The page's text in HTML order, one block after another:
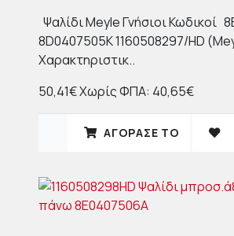
Ψαλίδι Meyle Γνήσιοι Κωδικοί
8D0407505K 1160508297/HD
Χαρακτηριστικ..
50,41€Χωρίς ΦΠΑ: 40,65€
ΑΓΟΡΑΣΈ ΤΟ